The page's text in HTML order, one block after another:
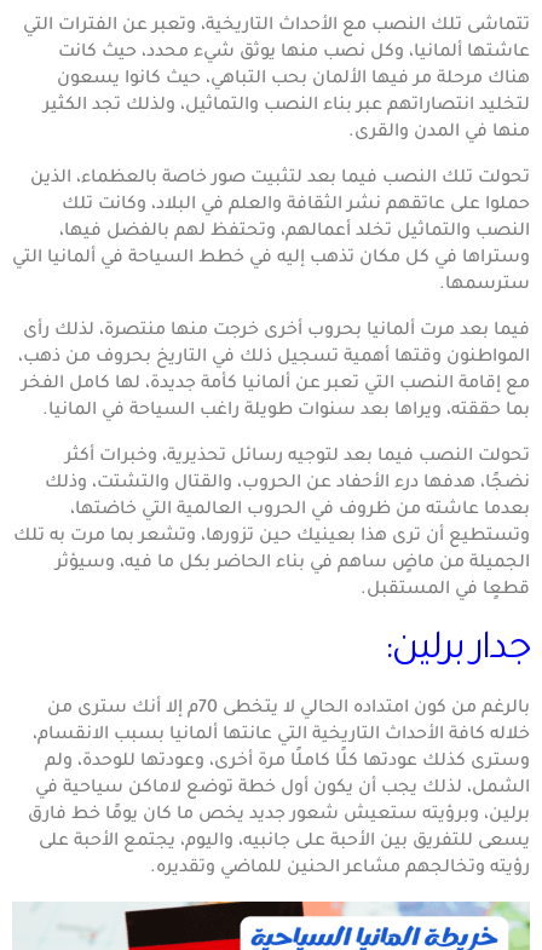
تتماشى تلك النصب مع الأحداث التاريخية، وتعبر عن الفترات التي
عاشتها ألمانيا، وكل نصب منها يوثق شيء محدد، حيث كانت
هناك مرحلة مر فيها الألمان بحب التباهي، حيث كانوا يسعون
لتخليد انتصاراتهم عبر بناء النصب والتماثيل، ولذلك تجد الكثير
منها في المدن والقرى.
تحولت تلك النصب فيما بعد لتثبيت صور خاصة بالعظماء، الذين
حملوا على عاتقهم نشر الثقافة والعلم في البلاد، وكانت تلك
النصب والتماثيل تخلد أعمالهم، وتحتفظ لهم بالفضل فيها،
وستراها في كل مكان تذهب إليه في خطط السياحة في ألمانيا التي
سترسمها.
فيما بعد مرت ألمانيا بحروب أخرى خرجت منها منتصرة، لذلك رأى
المواطنون وقتها أهمية تسجيل ذلك في التاريخ بحروف من ذهب،
مع إقامة النصب التي تعبر عن ألمانيا كأمة جديدة، لها كامل الفخر
بما حققته، ويراها بعد سنوات طويلة راغب السياحة في المانيا.
تحولت النصب فيما بعد لتوجيه رسائل تحذيرية، وخبرات أكثر
نضجًا، هدفها درء الأحفاد عن الحروب، والقتال والتشتت، وذلك
بعدما عاشته من ظروف في الحروب العالمية التي خاضتها،
وتستطيع أن ترى هذا بعينيك حين تزورها، وتشعر بما مرت به تلك
الجميلة من ماضٍ ساهم في بناء الحاضر بكل ما فيه، وسيؤثر
قطعٍا في المستقبل.
جدار برلين:
بالرغم من كون امتداده الحالي لا يتخطى 70م إلا أنك سترى من
خلاله كافة الأحداث التاريخية التي عانتها ألمانيا بسبب الانقسام،
وسترى كذلك عودتها كلًا كاملًا مرة أخرى، وعودتها للوحدة، ولم
الشمل، لذلك يجب أن يكون أول خطة توضع لاماكن سياحية في
برلين، وبرؤيته ستعيش شعور جديد يخص ما كان يومًا خط فارق
يسعى للتفريق بين الأحبة على جانبيه، واليوم، يجتمع الأحبة على
رؤيته وتخالجهم مشاعر الحنين للماضي وتقديره.